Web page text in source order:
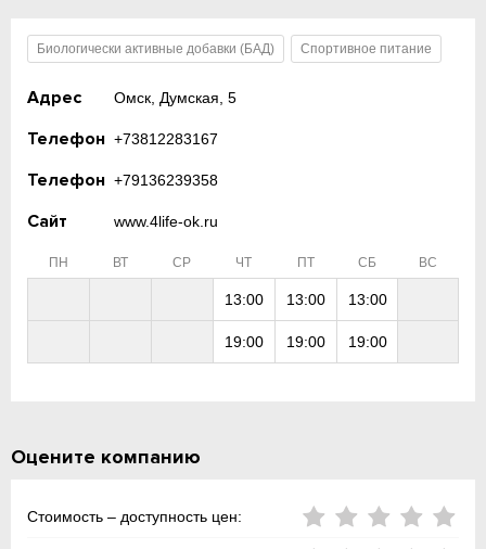
Биологически активные добавки (БАД) Спортивное питание
Адрес Омск, Думская, 5
Телефон +73812283167
Телефон +79136239358
Сайт www.4life-ok.ru
ПН ВТ СР ЧТ ПТ СБ ВС
13:00 13:00 13:00
19:00 19:00 19:00
Оцените компанию
Стоимость – доступность цен: